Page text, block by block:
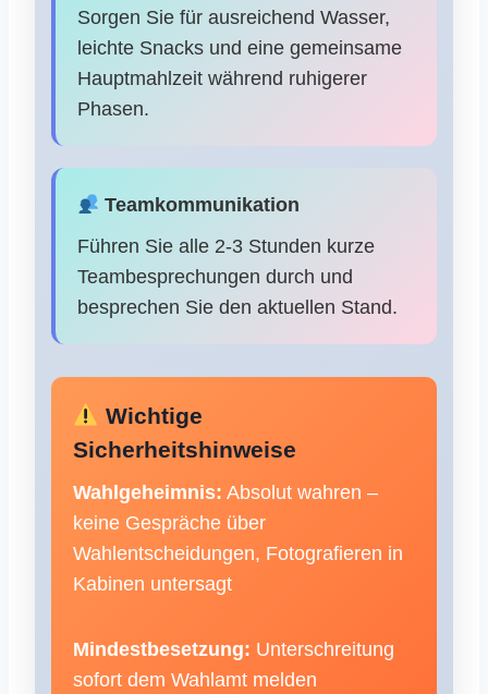
Sorgen Sie für ausreichend Wasser,
leichte Snacks und eine gemeinsame
Hauptmahlzeit während ruhigerer
Phasen.
Teamkommunikation
Führen Sie alle 2-3 Stunden kurze
Teambesprechungen durch und
besprechen Sie den aktuellen Stand.
Wichtige
Sicherheitshinweise
Wahlgeheimnis: Absolut wahren –
keine Gespräche über
Wahlentscheidungen, Fotografieren in
Kabinen untersagt
Mindestbesetzung: Unterschreitung
sofort dem Wahlamt melden